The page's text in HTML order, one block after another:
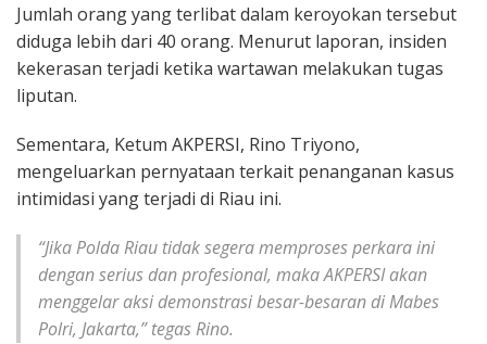
Jumlah orang yang terlibat dalam keroyokan tersebut
diduga lebih dari 40 orang. Menurut laporan, insiden
kekerasan terjadi ketika wartawan melakukan tugas
liputan.
Sementara, Ketum AKPERSI, Rino Triyono,
mengeluarkan pernyataan terkait penanganan kasus
intimidasi yang terjadi di Riau ini.
“Jika Polda Riau tidak segera memproses perkara ini
dengan serius dan profesional, maka AKPERSI akan
menggelar aksi demonstrasi besar-besaran di Mabes
Polri, Jakarta,” tegas Rino.